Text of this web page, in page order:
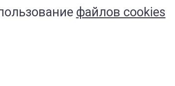
Стаж: более 5 лет
Клиника:
файлов cookies